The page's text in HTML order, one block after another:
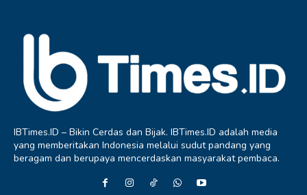
IBTimes.ID – Bikin Cerdas dan Bijak. IBTimes.ID adalah media
yang memberitakan Indonesia melalui sudut pandang yang
beragam dan berupaya mencerdaskan masyarakat pembaca.